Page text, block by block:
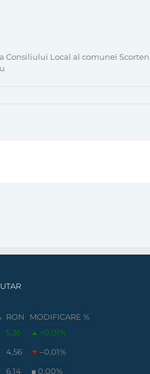
a Consiliului Local al comunei
RON
MODIFICARE %
5,26 +0,01%
4,56 –0,01%
6,14 0,00%